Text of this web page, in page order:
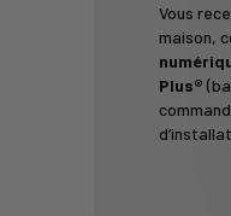
Vous
maison,
Plus®